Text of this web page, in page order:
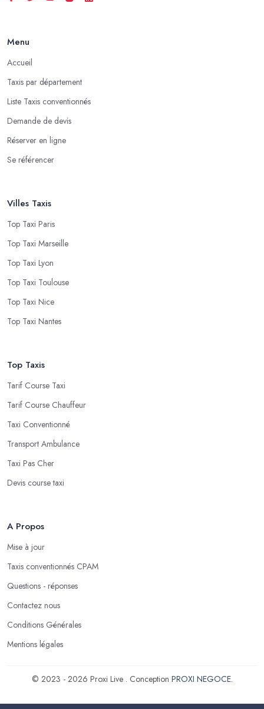
Menu
Accueil
Taxis par département
Liste Taxis conventionnés
Demande de devis
Réserver en ligne
Se référencer
Villes Taxis
Top Taxi Paris
Top Taxi Marseille
Top Taxi Lyon
Top Taxi Toulouse
Top Taxi Nice
Top Taxi Nantes
Top Taxis
Tarif Course Taxi
Tarif Course Chauffeur
Taxi Conventionné
Transport Ambulance
Taxi Pas Cher
Devis course taxi
A Propos
Mise à jour
Taxis conventionnés CPAM
Questions - réponses
Contactez nous
Conditions Générales
Mentions légales
© 2023 - 2026 Proxi Live . Conception PROXI NEGOCE.